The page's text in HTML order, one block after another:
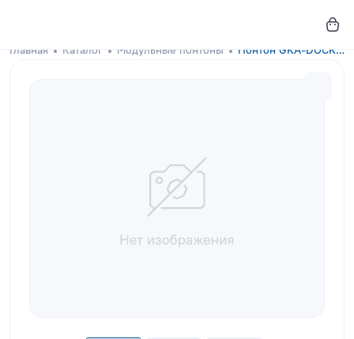
Главная Каталог Модульные понтоны Понтон GKA-DOCKS 300x200 Wave Blue с настилом из лиственницы